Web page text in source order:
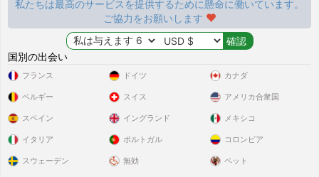
私たちは最高のサービスを提供するために懸命に働いています。
ご協力をお願いします
国別の出会い
フランス
ベルギー
スペイン
イタリア
スウェーデン
ドイツ
スイス
イングランド
ポルトガル
無効
カナダ
アメリカ合衆国
メキシコ
コロンビア
ペット